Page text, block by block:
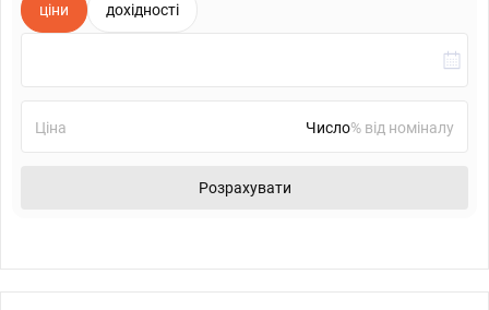
ціни дохідності
Ціна % від номіналу
Розрахувати